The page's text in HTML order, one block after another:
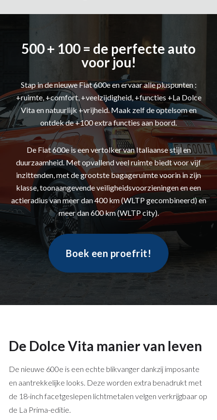
500 + 100 = de perfecte auto
voor jou!
Stap in de nieuwe Fiat 600e en ervaar alle pluspunten :
+ruimte, +comfort, +veelzijdigheid, +functies +La Dolce
Vita en natuurlijk +vrijheid. Maak zelf de optelsom en
ontdek de +100 extra functies aan boord.
De Fiat 600e is een vertolker van Italiaanse stijl en
duurzaamheid. Met opvallend veel ruimte biedt voor vijf
inzittenden, met de grootste bagageruimte voorin in zijn
klasse, toonaangevende veiligheidsvoorzieningen en een
actieradius van meer dan 400 km (WLTP gecombineerd) en
meer dan 600 km (WLTP city).
Boek een proefrit!
De Dolce Vita manier van leven
De nieuwe 600e is een echte blikvanger dankzij imposante
en aantrekkelijke looks. Deze worden extra benadrukt met
de 18-inch facetgeslepen lichtmetalen velgen verkrijgbaar op
de La Prima-editie.